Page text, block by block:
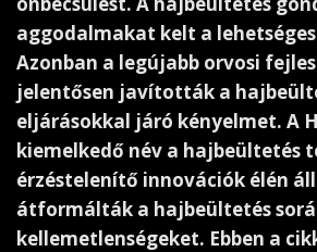
aggodalmakat kelt a
Azonban a legújabb orvosi
jelentősen javították a
eljárásokkal járó kényelmet. A
kiemelkedő név a hajbeültetés
érzéstelenítő innovációk élén
átformálták a hajbeültetés
kellemetlenségeket. Ebben a